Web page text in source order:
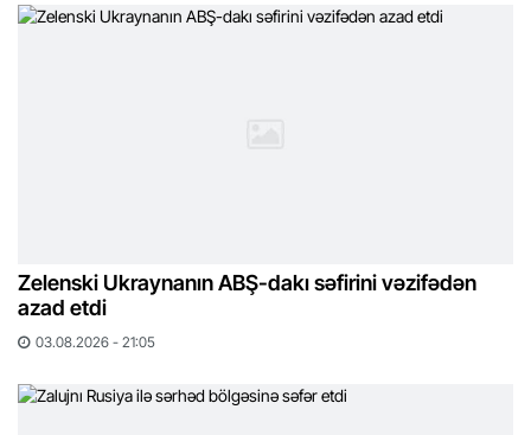
Zelenski Ukraynanın ABŞ-dakı səfirini vəzifədən
azad etdi
03.08.2026 - 21:05